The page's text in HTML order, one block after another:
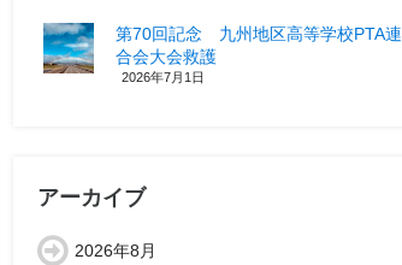
第70回記念 九州地区高等学校PTA連
合会大会救護
2026年7月1日
アーカイブ
2026年8月